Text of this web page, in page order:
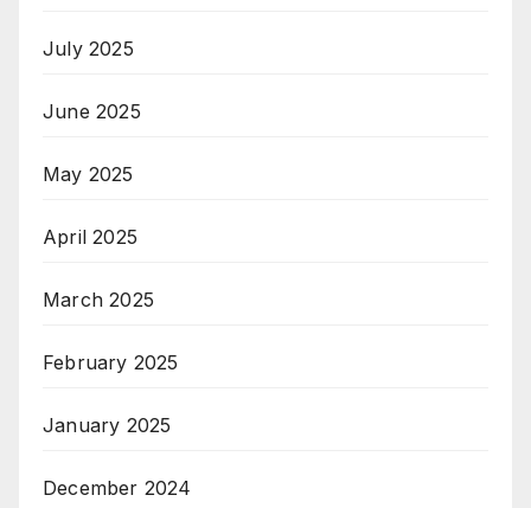
July 2025
June 2025
May 2025
April 2025
March 2025
February 2025
January 2025
December 2024